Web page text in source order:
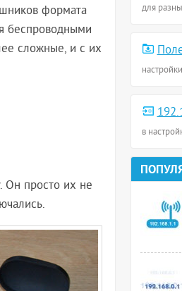
формата
беспроводными
сложные, и с их
Он просто их не
для
в